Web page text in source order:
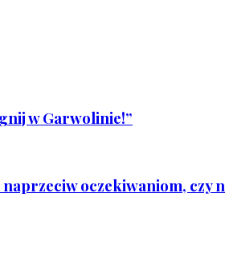
w Garwolinie!”
oczekiwaniom, czy